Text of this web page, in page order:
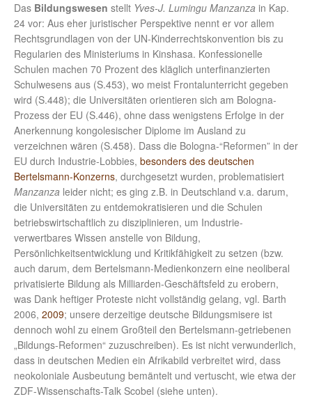
Das Bildungswesen stellt Yves-J. Lumingu Manzanza in Kap.
24 vor: Aus eher juristischer Perspektive nennt er vor allem
Rechtsgrundlagen von der UN-Kinderrechtskonvention bis zu
Regularien des Ministeriums in Kinshasa. Konfessionelle
Schulen machen 70 Prozent des kläglich unterfinanzierten
Schulwesens aus (S.453), wo meist Frontalunterricht gegeben
wird (S.448); die Universitäten orientieren sich am Bologna-
Prozess der EU (S.446), ohne dass wenigstens Erfolge in der
Anerkennung kongolesischer Diplome im Ausland zu
verzeichnen wären (S.458). Dass die Bologna-“Reformen” in der
EU durch Industrie-Lobbies, besonders des deutschen
Bertelsmann-Konzerns, durchgesetzt wurden, problematisiert
Manzanza leider nicht; es ging z.B. in Deutschland v.a. darum,
die Universitäten zu entdemokratisieren und die Schulen
betriebswirtschaftlich zu disziplinieren, um Industrie-
verwertbares Wissen anstelle von Bildung,
Persönlichkeitsentwicklung und Kritikfähigkeit zu setzen (bzw.
auch darum, dem Bertelsmann-Medienkonzern eine neoliberal
privatisierte Bildung als Milliarden-Geschäftsfeld zu erobern,
was Dank heftiger Proteste nicht vollständig gelang, vgl. Barth
2006, 2009; unsere derzeitige deutsche Bildungsmisere ist
dennoch wohl zu einem Großteil den Bertelsmann-getriebenen
„Bildungs-Reformen“ zuzuschreiben). Es ist nicht verwunderlich,
dass in deutschen Medien ein Afrikabild verbreitet wird, dass
neokoloniale Ausbeutung bemäntelt und vertuscht, wie etwa der
ZDF-Wissenschafts-Talk Scobel (siehe unten).